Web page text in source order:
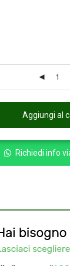
Aggiungi al
Richiedi info